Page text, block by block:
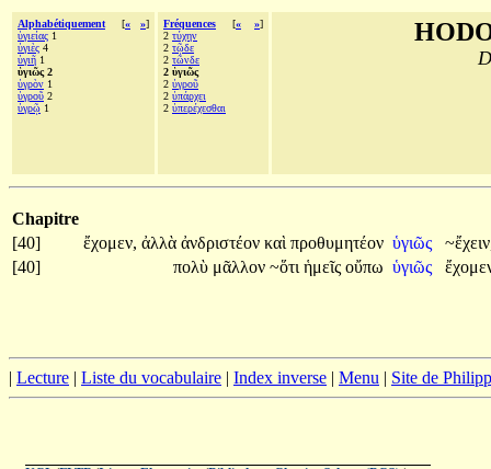
Alphabétiquement [« »]
ὑγιείας 1
ὑγιὲς 4
ὑγιῆ 1
ὑγιῶς 2
ὑγρὸν 1
ὑγροῦ 2
ὑγρῷ 1
Fréquences [« »]
2 τύχην
2 τῷδε
2 τῶνδε
2 ὑγιῶς
2 ὑγροῦ
2 ὑπάρχει
2 ὑπερέχεσθαι
Chapitre
[40]
ἔχομεν, ἀλλὰ ἀνδριστέον καὶ προθυμητέον ὑγιῶς
[40]
πολὺ μᾶλλον ~ὅτι ἡμεῖς οὔπω ὑγιῶς
| Lecture | Liste du vocabulaire | Index inverse | Menu | Site de